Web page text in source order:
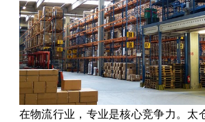
在物流行业，专业是核心竞争力。太